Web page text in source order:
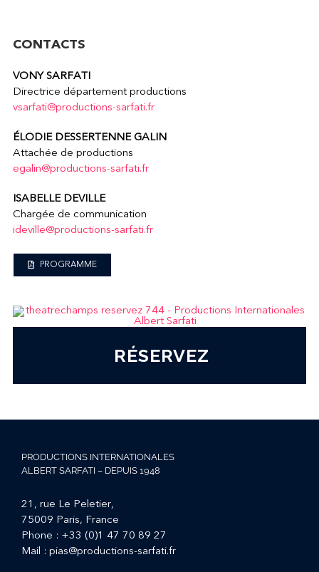
CONTACTS
VONY SARFATI
Directrice département productions
vsarfati@productions-sarfati.fr
ÉLODIE DESSERTENNE GALIN
Attachée de productions
egalin@productions-sarfati.fr
ISABELLE DEVILLE
Chargée de communication
ideville@productions-sarfati.fr
PROGRAMME
RÉSERVEZ
PRODUCTIONS INTERNATIONALES
ALBERT SARFATI – DEPUIS 1948
21, rue Le Peletier,
75009 Paris, France
Phone : +33 (0)1 47 70 89 27
Mail : pias@productions-sarfati.fr